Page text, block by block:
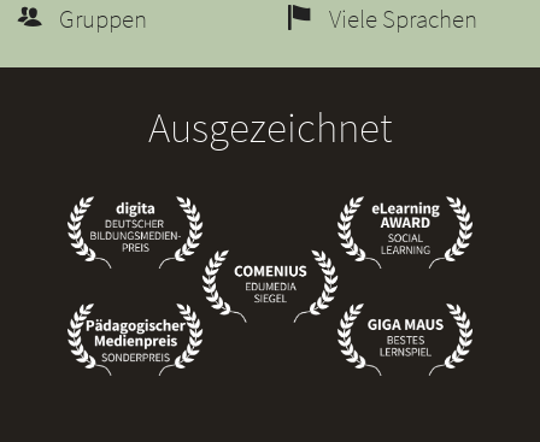
Gruppen
Viele Sprachen
Ausgezeichnet